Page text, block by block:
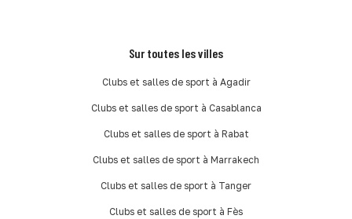
Sur toutes les villes
Clubs et salles de sport à Agadir
Clubs et salles de sport à Casablanca
Clubs et salles de sport à Rabat
Clubs et salles de sport à Marrakech
Clubs et salles de sport à Tanger
Clubs et salles de sport à Fès